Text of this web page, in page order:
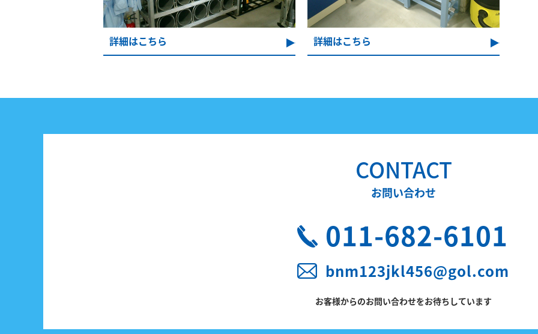
詳細はこちら 詳細はこちら
CONTACT
お問い合わせ
011-682-6101
bnm123jkl456@gol.com
お客様からのお問い合わせをお待ちしています